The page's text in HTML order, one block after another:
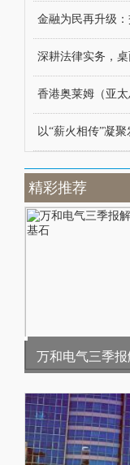
金融为民再升级
深耕法律实务，
香港奥莱姆（亚
以“薪火相传”凝
精彩推荐
万和电气三季